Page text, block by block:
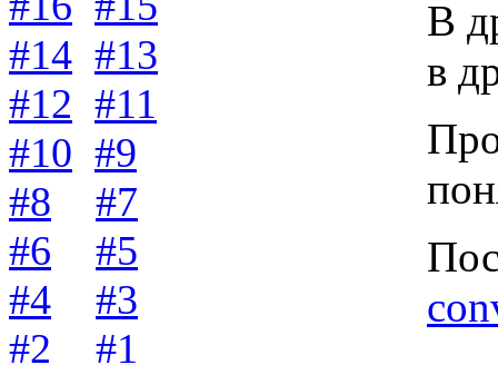
#14 #13
#12 #11
#10 #9
#8
#7
#6
#5
#4
#3
#2
#1
В
в